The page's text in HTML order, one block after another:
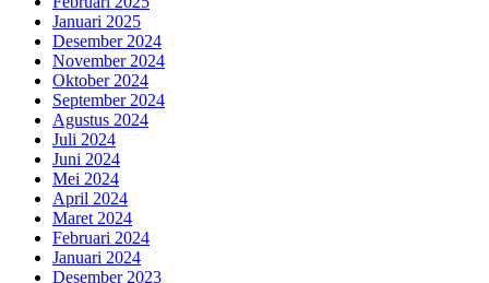
Januari 2025
Desember 2024
November 2024
Oktober 2024
September 2024
Agustus 2024
Juli 2024
Juni 2024
Mei 2024
April 2024
Maret 2024
Februari 2024
Januari 2024
Desember 2023